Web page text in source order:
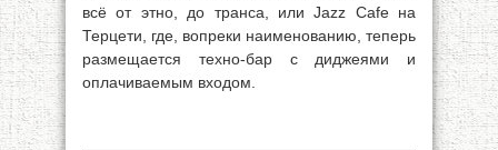
всё от этно, до транса, или Jazz Cafe на
Терцети, где, вопреки наименованию, теперь
размещается техно-бар с диджеями и
оплачиваемым входом.